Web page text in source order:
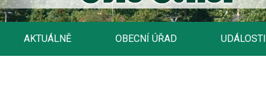
AKTUÁLNĚ OBECNÍ ÚŘAD UDÁLOSTI